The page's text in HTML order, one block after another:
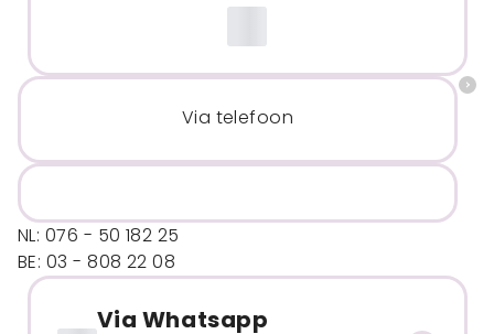
Via telefoon
NL: 076 - 50 182 25
BE: 03 - 808 22 08
Via Whatsapp